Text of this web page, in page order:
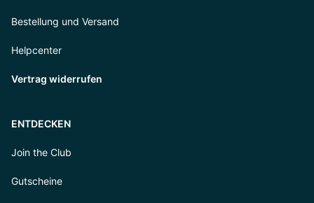
Bestellung und Versand
Helpcenter
Vertrag widerrufen
ENTDECKEN
Join the Club
Gutscheine